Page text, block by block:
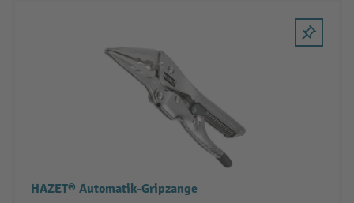
HAZET® Automatik-Gripzange